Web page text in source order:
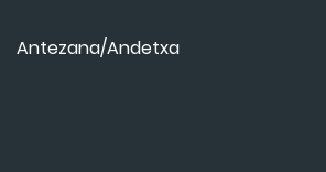
Antezana/Andetxa